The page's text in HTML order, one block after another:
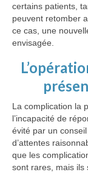
certains patients,
peuvent retomber
ce cas, une
envisagée.
La complication la
l’incapacité de
évité par un
d’attentes
que les
sont rares, mais ils